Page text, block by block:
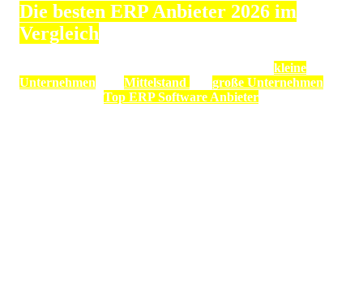
Die besten ERP Anbieter 2026 im
Vergleich
kleine
Unternehmen
Mittelstand große Unternehmen
Top ERP Software Anbieter